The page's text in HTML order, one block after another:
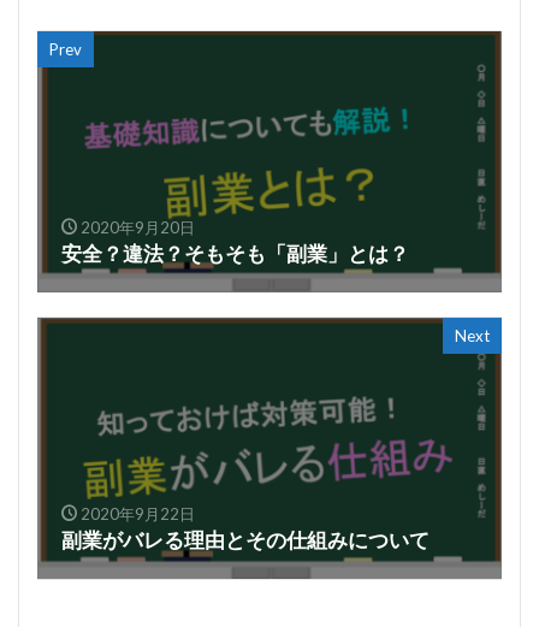
Prev
2020年9月20日
安全？違法？そもそも「副業」とは？
Next
2020年9月22日
副業がバレる理由とその仕組みについて